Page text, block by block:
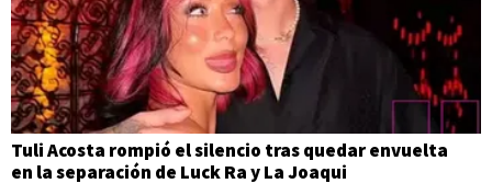
Tuli Acosta rompió el silencio tras quedar envuelta
en la separación de Luck Ra y La Joaqui